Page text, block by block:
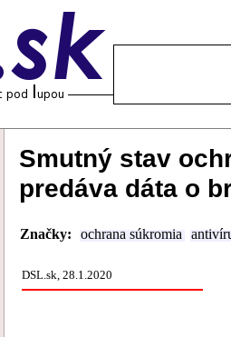
Smutný stav
predáva dáta o
Značky: ochrana súkromia
DSL.sk, 28.1.2020